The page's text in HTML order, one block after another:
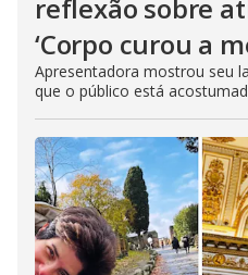
reflexão sobre
‘Corpo curou a
Apresentadora mostrou seu
que o público está